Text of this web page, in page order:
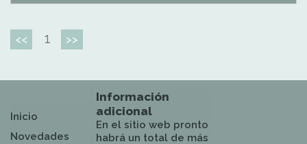
<< 1 >>
Inicio
Novedades
Información
adicional
En el sitio web pronto
habrá un total de más